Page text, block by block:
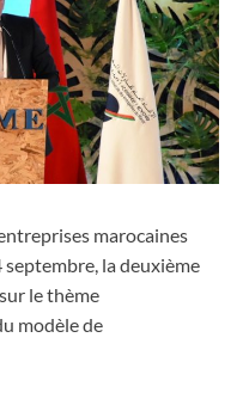
marocaines
la deuxième
le thème
modèle de